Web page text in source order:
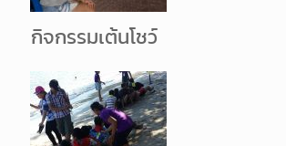
กิจกรรมเต้นโชว์